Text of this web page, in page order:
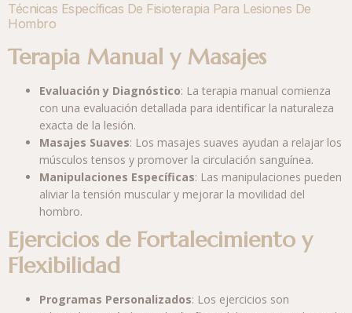
Técnicas Específicas De Fisioterapia Para Lesiones De
Hombro
Terapia Manual y Masajes
Evaluación y Diagnóstico: La terapia manual comienza
con una evaluación detallada para identificar la naturaleza
exacta de la lesión.
Masajes Suaves: Los masajes suaves ayudan a relajar los
músculos tensos y promover la circulación sanguínea.
Manipulaciones Específicas: Las manipulaciones pueden
aliviar la tensión muscular y mejorar la movilidad del
hombro.
Ejercicios de Fortalecimiento y
Flexibilidad
Programas Personalizados: Los ejercicios son